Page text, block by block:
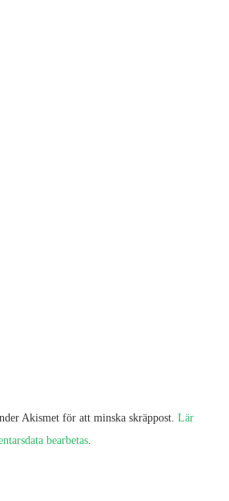
Akismet för att minska skräppost. Lär
bearbetas